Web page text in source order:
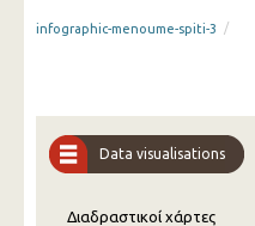
infographic-menoume-spiti-3 /
Data visualisations
Διαδραστικοί χάρτες